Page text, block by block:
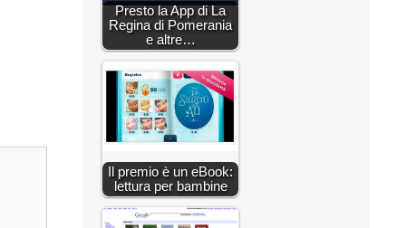
Presto la App di La
Regina di Pomerania
e altre…
Il premio è un eBook:
lettura per bambine